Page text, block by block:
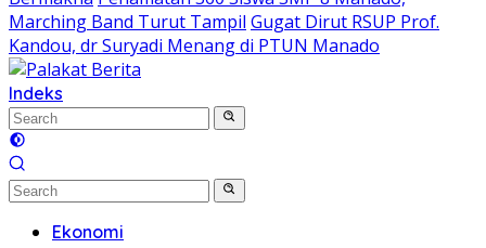
Marching Band Turut Tampil Gugat Dirut RSUP Prof.
Kandou, dr Suryadi Menang di PTUN Manado
Indeks
Ekonomi